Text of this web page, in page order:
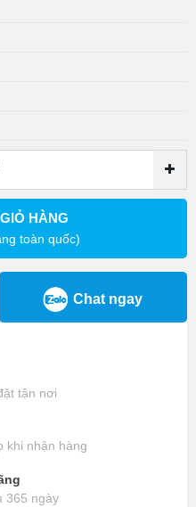
HÀNG
toàn quốc)
Chat ngay
tận nơi
khi nhận hàng
365 ngày